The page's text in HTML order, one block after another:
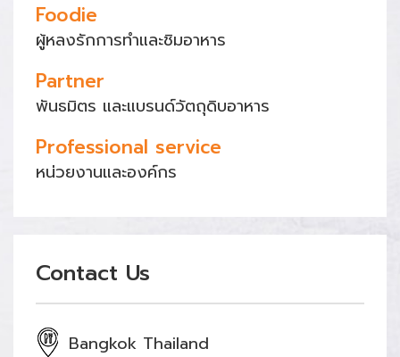
Foodie
ผู้หลงรักการทำและชิมอาหาร
Partner
พันธมิตร และแบรนด์วัตถุดิบอาหาร
Professional service
หน่วยงานและองค์กร
Contact Us
Bangkok Thailand